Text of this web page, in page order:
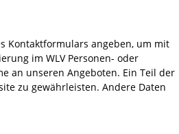
Kontaktformulars angeben, um mit
im WLV Personen- oder
an unseren Angeboten. Ein Teil der
zu gewährleisten. Andere Daten